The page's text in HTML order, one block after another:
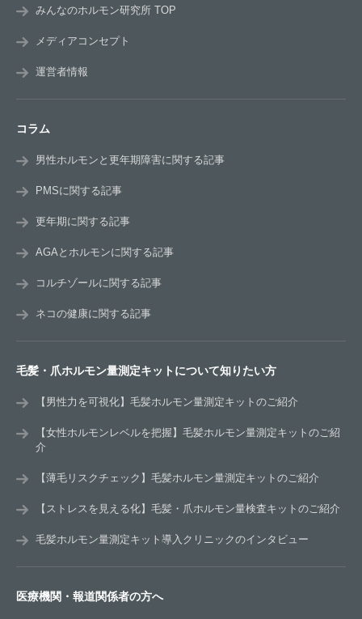
みんなのホルモン研究所 TOP
メディアコンセプト
運営者情報
コラム
男性ホルモンと更年期障害に関する記事
PMSに関する記事
更年期に関する記事
AGAとホルモンに関する記事
コルチゾールに関する記事
ネコの健康に関する記事
毛髪・爪ホルモン量測定キットについて知りたい方
【男性力を可視化】毛髪ホルモン量測定キットのご紹介
【女性ホルモンレベルを把握】毛髪ホルモン量測定キットのご紹
介
【薄毛リスクチェック】毛髪ホルモン量測定キットのご紹介
【ストレスを見える化】毛髪・爪ホルモン量検査キットのご紹介
毛髪ホルモン量測定キット導入クリニックのインタビュー
医療機関・報道関係者の方へ